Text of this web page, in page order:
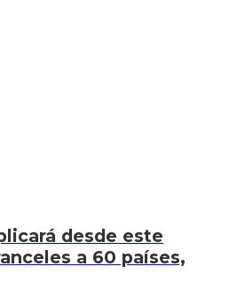
desde este
a 60 países,